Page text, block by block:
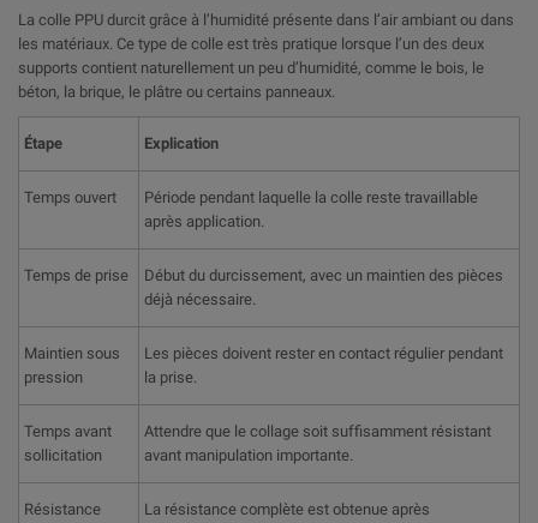
La colle PPU durcit grâce à l’humidité présente dans l’air ambiant ou dans
les matériaux. Ce type de colle est très pratique lorsque l’un des deux
supports contient naturellement un peu d’humidité, comme le bois, le
béton, la brique, le plâtre ou certains panneaux.
Étape Explication
Temps ouvert
Période pendant laquelle la colle reste travaillable
après application.
Temps de prise
Début du durcissement, avec un maintien des pièces
déjà nécessaire.
Maintien sous
pression
Les pièces doivent rester en contact régulier pendant
la prise.
Temps avant
sollicitation
Attendre que le collage soit suffisamment résistant
avant manipulation importante.
Résistance
La résistance complète est obtenue après